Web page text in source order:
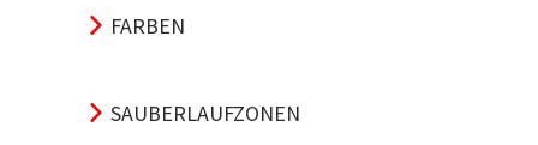
FARBEN
SAUBERLAUFZONEN